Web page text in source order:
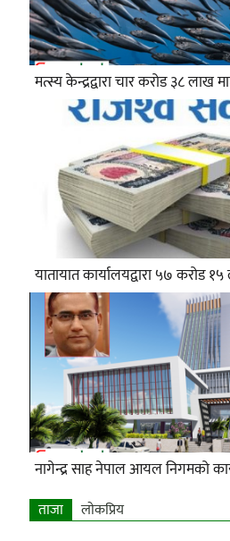
मत्स्य केन्द्रद्वारा चार करोड ३८ लाख
यातायात कार्यालयद्वारा ५७ करोड
नागेन्द्र साह नेपाल आयल निगमको
ताजा लाेकप्रिय